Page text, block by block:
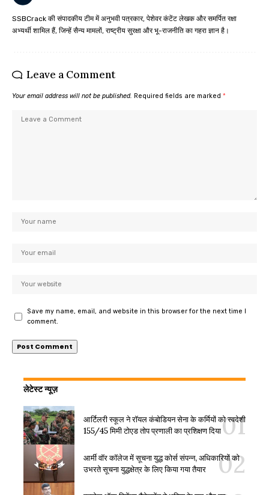
SSBCrack की संपादकीय टीम में अनुभवी पत्रकार, पेशेवर कंटेंट लेखक और समर्पित रक्षा
अभ्यर्थी शामिल हैं, जिन्हें सैन्य मामलों, राष्ट्रीय सुरक्षा और भू-राजनीति का गहरा ज्ञान है।
Leave a Comment
Your email address will not be published. Required fields are marked *
Save my name, email, and website in this browser for the next time I
comment.
लेटेस्ट न्यूज़
आर्टिलरी स्कूल ने रॉयल कंबोडियन सेना के कर्मियों को स्वदेशी
155/45 मिमी टोएड तोप प्रणाली का प्रशिक्षण दिया
आर्मी वॉर कॉलेज में सूचना युद्ध कोर्स संपन्न, अधिकारियों को
उभरते सूचना युद्धक्षेत्र के लिए किया गया तैयार